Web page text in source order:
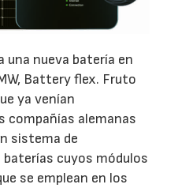
nueva batería en
Battery flex. Fruto
ya venían
compañías alemanas
sistema de
cuyos módulos
se emplean en los